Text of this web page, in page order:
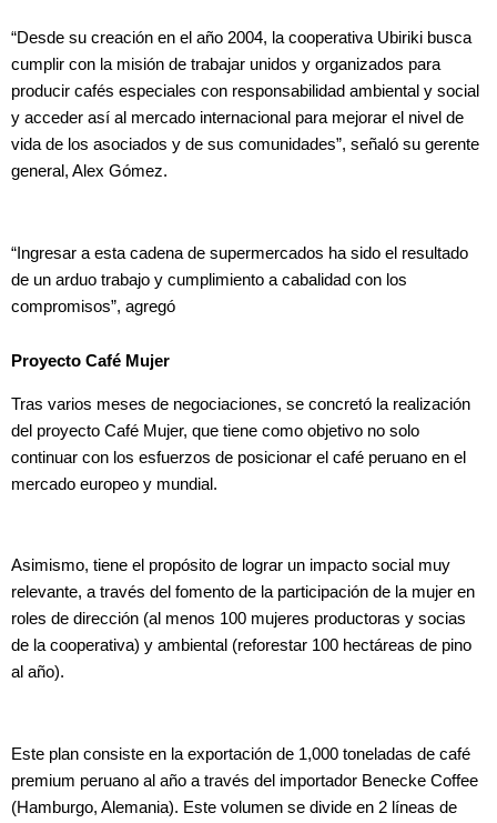
“Desde su creación en el año 2004, la cooperativa Ubiriki busca
cumplir con la misión de trabajar unidos y organizados para
producir cafés especiales con responsabilidad ambiental y social
y acceder así al mercado internacional para mejorar el nivel de
vida de los asociados y de sus comunidades”, señaló su gerente
general, Alex Gómez.
“Ingresar a esta cadena de supermercados ha sido el resultado
de un arduo trabajo y cumplimiento a cabalidad con los
compromisos”, agregó
Proyecto Café Mujer
Tras varios meses de negociaciones, se concretó la realización
del proyecto Café Mujer, que tiene como objetivo no solo
continuar con los esfuerzos de posicionar el café peruano en el
mercado europeo y mundial.
Asimismo, tiene el propósito de lograr un impacto social muy
relevante, a través del fomento de la participación de la mujer en
roles de dirección (al menos 100 mujeres productoras y socias
de la cooperativa) y ambiental (reforestar 100 hectáreas de pino
al año).
Este plan consiste en la exportación de 1,000 toneladas de café
premium peruano al año a través del importador Benecke Coffee
(Hamburgo, Alemania). Este volumen se divide en 2 líneas de